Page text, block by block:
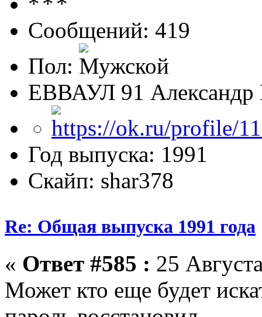
Сообщений: 419
Пол:
ЕВВАУЛ 91 Александр
Год выпуска: 1991
Скайп: shar378
Re: Общая выпуска 1991 года
« Ответ #585 : 25
Может кто еще будет